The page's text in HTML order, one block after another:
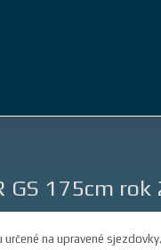
GS 175cm
na upravené